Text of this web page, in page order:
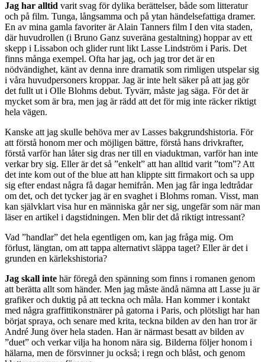
Jag har alltid varit svag för dylika berättelser, både som litteratur
och på film. Tunga, långsamma och på ytan händelsefattiga dramer.
En av mina gamla favoriter är Alain Tanners film I den vita staden,
där huvudrollen (i Bruno Ganz suveräna gestaltning) hoppar av ett
skepp i Lissabon och glider runt likt Lasse Lindström i Paris. Det
finns många exempel. Ofta har jag, och jag tror det är en
nödvändighet, känt av denna inre dramatik som rimligen utspelar sig
i våra huvudpersoners kroppar. Jag är inte helt säker på att jag gör
det fullt ut i Olle Blohms debut. Tyvärr, måste jag säga. För det är
mycket som är bra, men jag är rädd att det för mig inte räcker riktigt
hela vägen.
Kanske att jag skulle behöva mer av Lasses bakgrundshistoria. För
att förstå honom mer och möjligen bättre, förstå hans drivkrafter,
förstå varför han låter sig dras ner till en viaduktman, varför han inte
verkar bry sig. Eller är det så ”enkelt” att han alltid varit ”tom”? Att
det inte kom out of the blue att han klippte sitt firmakort och sa upp
sig efter endast några få dagar hemifrån. Men jag får inga ledtrådar
om det, och det tycker jag är en svaghet i Blohms roman. Visst, man
kan självklart visa hur en människa går ner sig, ungefär som när man
läser en artikel i dagstidningen. Men blir det då riktigt intressant?
Vad ”handlar” det hela egentligen om, kan jag fråga mig. Om
förlust, längtan, om att tappa alternativt släppa taget? Eller är det i
grunden en kärlekshistoria?
Jag skall inte här föregå den spänning som finns i romanen genom
att berätta allt som händer. Men jag måste ändå nämna att Lasse ju är
grafiker och duktig på att teckna och måla. Han kommer i kontakt
med några graffittikonstnärer på gatorna i Paris, och plötsligt har han
börjat spraya, och senare med krita, teckna bilden av den han tror är
André Jung över hela staden. Han är närmast besatt av bilden av
”duet” och verkar vilja ha honom nära sig. Bilderna följer honom i
hälarna, men de försvinner ju också; i regn och blåst, och genom